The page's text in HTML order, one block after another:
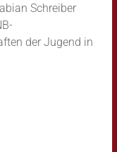
Schreiber
der Jugend in